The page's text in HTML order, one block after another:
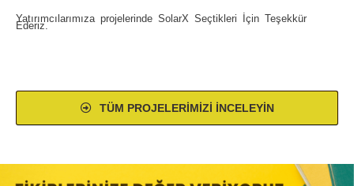
Yatırımcılarımıza projelerinde SolarX Seçtikleri İçin Teşekkür
Ederiz.
TÜM PROJELERIMIZI İNCELEYIN